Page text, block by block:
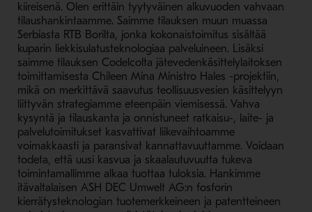
kiireisenä. Olen erittäin tyytyväinen alkuvuoden vahvaan
tilaushankintaamme. Saimme tilauksen muun muassa
Serbiasta RTB Borilta, jonka kokonaistoimitus sisältää
kuparin liekkisulatusteknologiaa palveluineen. Lisäksi
saimme tilauksen Codelcolta jätevedenkäsittelylaitoksen
toimittamisesta Chileen Mina Ministro Hales -projektiin,
mikä on merkittävä saavutus teollisuusvesien käsittelyyn
liittyvän strategiamme eteenpäin viemisessä. Vahva
kysyntä ja tilauskanta ja onnistuneet ratkaisu-, laite- ja
palvelutoimitukset kasvattivat liikevaihtoamme
voimakkaasti ja paransivat kannattavuuttamme. Voidaan
todeta, että uusi kasvua ja skaalautuvuutta tukeva
toimintamallimme alkaa tuottaa tuloksia. Hankimme
itävaltalaisen ASH DEC Umwelt AG:n fosforin
kierrätysteknologian tuotemerkkeineen ja patentteineen